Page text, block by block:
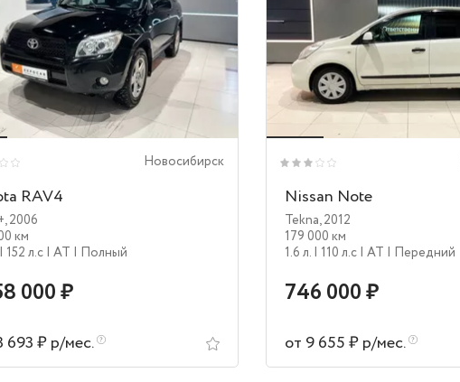
Новосибирск
RAV4
,2006
км
| 152 л.c | AT | Полный
000 ₽
693 ₽ р/мес.
Nissan Note
Tekna,2012
179 000 км
1.6 л. | 110 л.c | AT | Передний
746 000 ₽
от 9 655 ₽ р/мес.